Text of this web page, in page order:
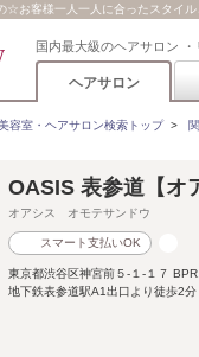
☆お客様一人一人に合ったスタイ
国内最大級のヘアサロン
ヘアサロン
容室・ヘアサロン検索トップ>
OASIS 表参道【オ
オアシス オモテサンドウ
スマート支払いOK
東京都渋谷区神宮前５‐１-１７
地下鉄表参道駅A1出口より徒歩2